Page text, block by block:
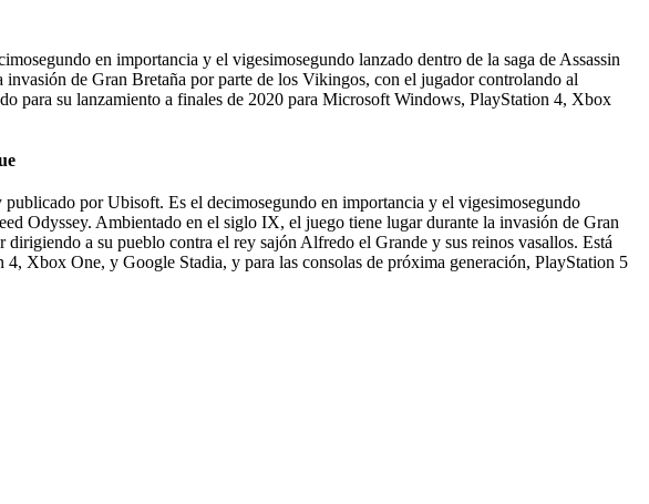
en importancia y el vigesimosegundo lanzado dentro de la saga de Assassin
de Gran Bretaña por parte de los Vikingos, con el jugador controlando al
para su lanzamiento a finales de 2020 para Microsoft Windows, PlayStation 4, Xbox
por Ubisoft. Es el decimosegundo en importancia y el vigesimosegundo
Odyssey. Ambientado en el siglo IX, el juego tiene lugar durante la invasión de Gran
a su pueblo contra el rey sajón Alfredo el Grande y sus reinos vasallos. Está
Xbox One, y Google Stadia, y para las consolas de próxima generación, PlayStation 5